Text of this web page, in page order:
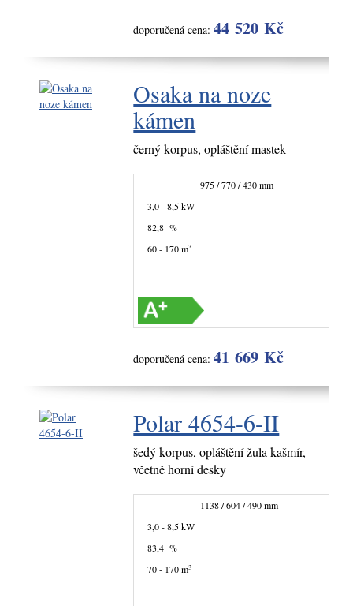
doporučená cena:44 520 Kč
Osaka na noze
kámen
černý korpus, opláštění mastek
975 / 770 / 430 mm
3,0 - 8,5 kW
82,8 %
60 - 170 m3
doporučená cena:41 669 Kč
Polar 4654-6-II
šedý korpus, opláštění žula kašmír,
včetně horní desky
1138 / 604 / 490 mm
3,0 - 8,5 kW
83,4 %
70 - 170 m3